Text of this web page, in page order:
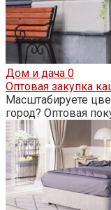
Дом и дача 0
Оптовая закупка
Масштабируете
город? Оптовая